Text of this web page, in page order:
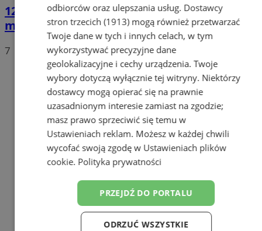
125-lecie Chóru Św. Cecylii – koncert pełen
magii i tradycji
7
odbiorców oraz ulepszania usług. Dostawcy
stron trzecich (1913)mogą również przetwarzać
Twoje dane w tych i innych celach, w tym
wykorzystywać precyzyjne dane
geolokalizacyjne i cechy urządzenia. Twoje
wybory dotyczą wyłącznie tej witryny. Niektórzy
dostawcy mogą opierać się na prawnie
uzasadnionym interesie zamiast na zgodzie;
masz prawo sprzeciwić się temu w
Ustawieniach reklam. Możesz w każdej chwili
wycofać swoją zgodę w Ustawieniach plików
cookie. Polityka prywatności
PRZEJDŹ DO PORTALU
ODRZUĆ WSZYSTKIE